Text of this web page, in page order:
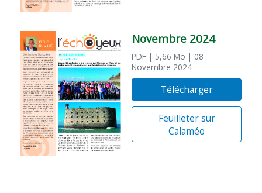
Novembre 2024
PDF | 5,66 Mo | 08
Novembre 2024
Télécharger
Feuilleter sur
Calaméo